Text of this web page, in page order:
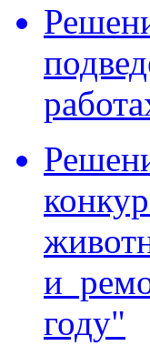
и
году"